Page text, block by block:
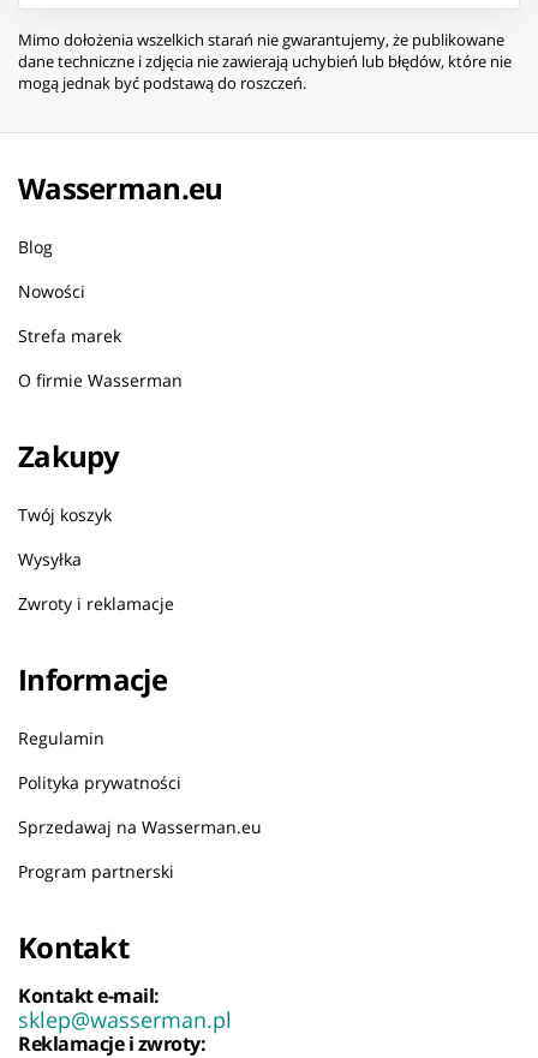
Mimo dołożenia wszelkich starań nie gwarantujemy, że publikowane
dane techniczne i zdjęcia nie zawierają uchybień lub błędów, które nie
mogą jednak być podstawą do roszczeń.
Wasserman.eu
Blog
Nowości
Strefa marek
O firmie Wasserman
Zakupy
Twój koszyk
Wysyłka
Zwroty i reklamacje
Informacje
Regulamin
Polityka prywatności
Sprzedawaj na Wasserman.eu
Program partnerski
Kontakt
Kontakt e-mail:
sklep@wasserman.pl
Reklamacje i zwroty: